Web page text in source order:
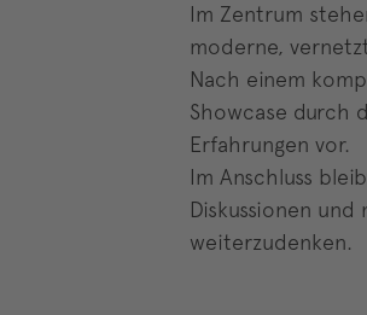
Im Zentrum
moderne,
Nach einem
Showcase durch
Erfahrungen vor.
Im Anschluss
Diskussionen
weiterzudenken.